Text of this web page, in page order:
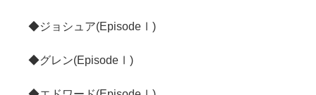
◆ジョシュア(EpisodeⅠ)
◆グレン(EpisodeⅠ)